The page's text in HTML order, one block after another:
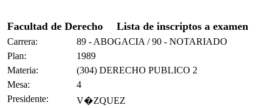
Facultad de Derecho Lista de inscriptos a examen
Carrera:
89 - ABOGACIA / 90 - NOTARIADO
Plan:
1989
Materia:
(304) DERECHO PUBLICO 2
Mesa:
4
Presidente:
V�ZQUEZ